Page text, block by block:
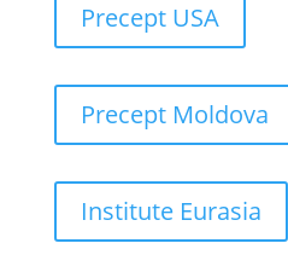
Precept USA
Precept Moldova
Institute Eurasia